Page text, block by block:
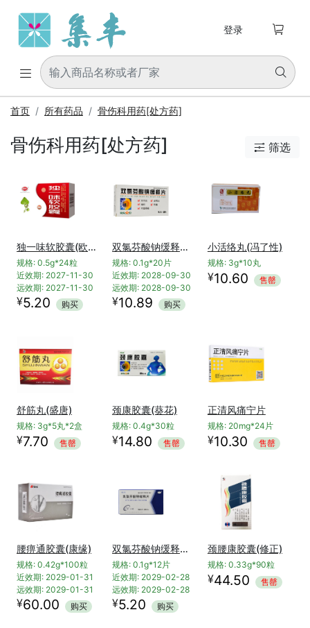
 
登录 
首页 所有药品 骨伤科用药[处方药]
骨伤科用药[处方药]  筛选
独一味软胶囊(欧氏)
规格: 0.5g*24粒
近效期: 2027-11-30
远效期: 2027-11-30
¥5.20 购买
双氯芬酸钠缓释片(葵花)
规格: 0.1g*20片
近效期: 2028-09-30
远效期: 2028-09-30
¥10.89 购买
小活络丸(冯了性)
规格: 3g*10丸
¥10.60 售罄
舒筋丸(盛唐)
规格: 3g*5丸*2盒
¥7.70 售罄
颈康胶囊(葵花)
规格: 0.4g*30粒
¥14.80 售罄
正清风痛宁片
规格: 20mg*24片
¥10.30 售罄
腰痹通胶囊(康缘)
规格: 0.42g*100粒
近效期: 2029-01-31
远效期: 2029-01-31
¥60.00 购买
双氯芬酸钠缓释片(路林)
规格: 0.1g*12片
近效期: 2029-02-28
远效期: 2029-02-28
¥5.20 购买
颈腰康胶囊(修正)
规格: 0.33g*90粒
¥44.50 售罄